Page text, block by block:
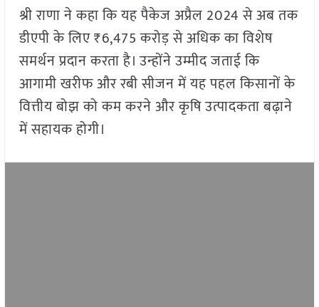
श्री राणा ने कहा कि यह पैकेज अप्रैल 2024 से अब तक
डीएपी के लिए ₹6,475 करोड़ से अधिक का विशेष
समर्थन प्रदान करता है। उन्होंने उम्मीद जताई कि
आगामी खरीफ और रबी सीजन में यह पहल किसानों के
वित्तीय बोझ को कम करने और कृषि उत्पादकता बढ़ाने
में सहायक होगी।